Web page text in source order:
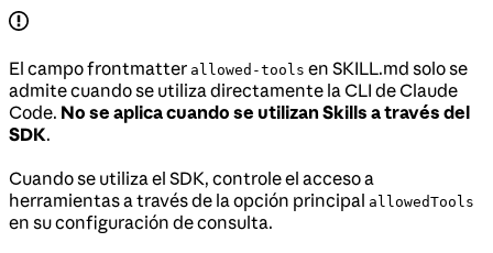
El campo frontmatter allowed-tools en SKILL.md solo se
admite cuando se utiliza directamente la CLI de Claude
Code. No se aplica cuando se utilizan Skills a través del
SDK.
Cuando se utiliza el SDK, controle el acceso a
herramientas a través de la opción principal allowedTools
en su configuración de consulta.